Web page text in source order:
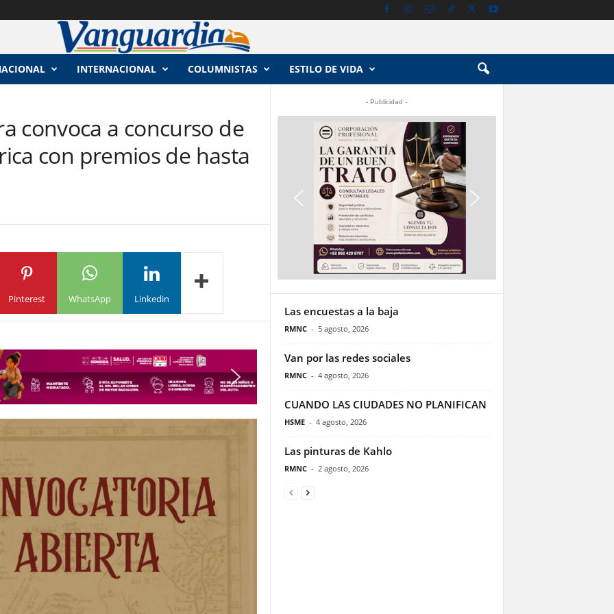
INTERNACIONAL COLUMNISTAS ESTILO DE VIDA
convoca a concurso de
con premios de hasta
Pinterest WhatsApp Linkedin
- Publicidad -
Las encuestas a la baja
RMNC - 5 agosto, 2026
Van por las redes sociales
RMNC - 4 agosto, 2026
CUANDO LAS CIUDADES NO PLANIFICAN
HSME - 4 agosto, 2026
Las pinturas de Kahlo
RMNC - 2 agosto, 2026